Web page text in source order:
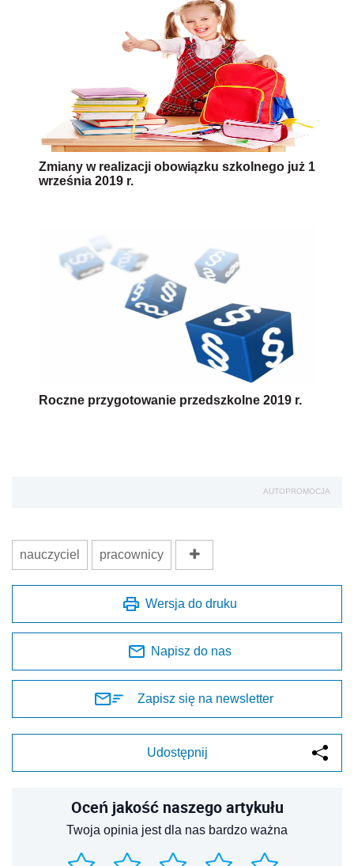
Zmiany w realizacji obowiązku szkolnego już 1
września 2019 r.
Roczne przygotowanie przedszkolne 2019 r.
AUTOPROMOCJA
nauczyciel pracownicy
Wersja do druku
Napisz do nas
Zapisz się na newsletter
Udostępnij
Oceń jakość naszego artykułu
Twoja opinia jest dla nas bardzo ważna